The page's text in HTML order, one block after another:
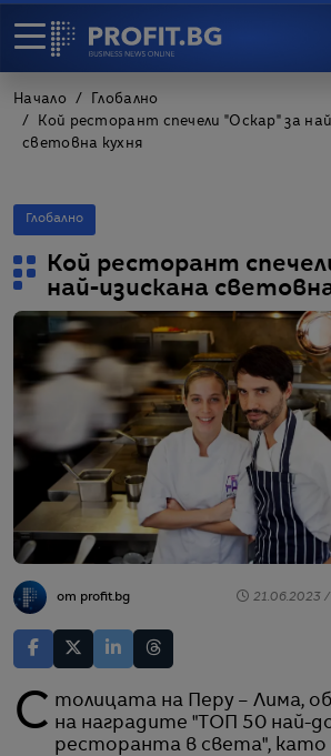
Начало
Глобално
Кой ресторант спечели "Оскар" за
световна кухня
Глобално
Кой ресторант
най-изискана
от profit.bg 21.06.2023
Столицата на Перу – Лима, обра овациите на наградите "ТОП 50 най-
ресторанта в света", като